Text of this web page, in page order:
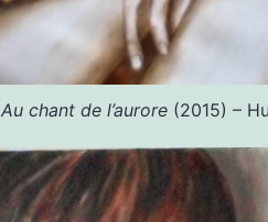
Au chant de l’aurore (2015) –